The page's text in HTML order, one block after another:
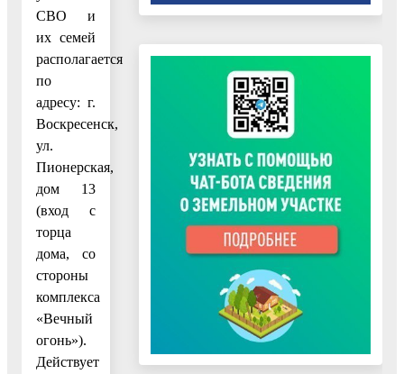
СВО и
их семей
располагается
по
адресу: г.
Воскресенск,
ул.
Пионерская,
дом 13
(вход с
торца
дома, со
стороны
комплекса
«Вечный
огонь»).
Действует